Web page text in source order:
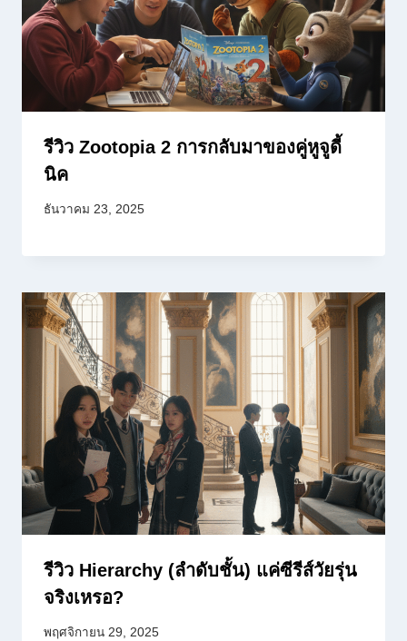
รีวิว Zootopia 2 การกลับมาของคู่หูจูดี้
นิค
ธันวาคม 23, 2025
รีวิว Hierarchy (ลำดับชั้น) แค่ซีรีส์วัยรุ่น
จริงเหรอ?
พฤศจิกายน 29, 2025